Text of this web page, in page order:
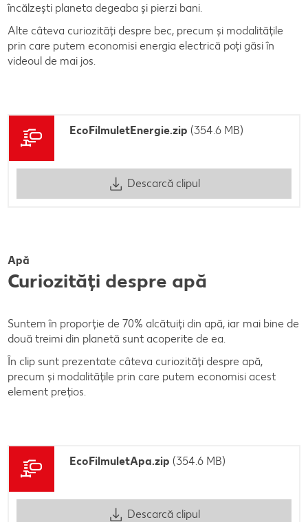
încălzești planeta degeaba și pierzi bani.
Alte câteva curiozități despre bec, precum și modalitățile
prin care putem economisi energia electrică poți găsi în
videoul de mai jos.
EcoFilmuletEnergie.zip (354.6 MB)
Descarcă clipul
Apă
Curiozități despre apă
Suntem în proporție de 70% alcătuiți din apă, iar mai bine de
două treimi din planetă sunt acoperite de ea.
În clip sunt prezentate câteva curiozități despre apă,
precum și modalitățile prin care putem economisi acest
element prețios.
EcoFilmuletApa.zip (354.6 MB)
Descarcă clipul